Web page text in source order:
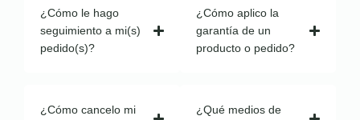
¿Cómo le hago
seguimiento a mi(s)
pedido(s)?
¿Cómo cancelo mi
¿Cómo aplico la
garantía de un
producto o pedido?
¿Qué medios de